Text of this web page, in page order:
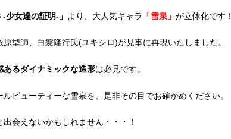
少女達の証明-」 より、大人気キャラ 「雪泉」 が立体化です！
型師、白髪隆行氏(ユキシロ)が見事に再現いたしました。
あるダイナミックな造形は必見です。
ビューティーな雪泉を、是非その目でお確かめください。
会えないかもしれません・・・！